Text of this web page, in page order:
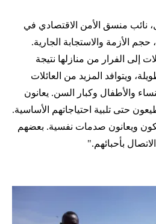
منسق الأمن الاقتصادي في
حجم الأزمة والاستجابة الجارية.
إلى الفرار من منازلها نتيجة
ويتوافد المزيد من العائلات
والأطفال وكبار السن. يعانون
حتى تلبية احتياجاتهم الأساسية.
ويعانون صدمات نفسية. بعضهم
بأحبائهم."